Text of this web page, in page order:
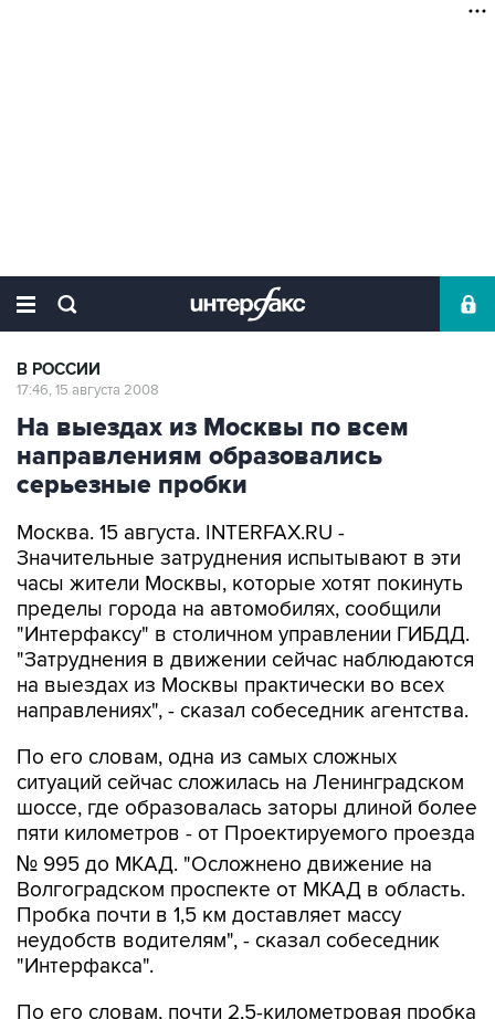
В РОССИИ
17:46, 15 августа 2008
На выездах из Москвы по всем
направлениям образовались
серьезные пробки
Москва. 15 августа. INTERFAX.RU -
Значительные затруднения испытывают в эти
часы жители Москвы, которые хотят покинуть
пределы города на автомобилях, сообщили
"Интерфаксу" в столичном управлении ГИБДД.
"Затруднения в движении сейчас наблюдаются
на выездах из Москвы практически во всех
направлениях", - сказал собеседник агентства.
По его словам, одна из самых сложных
ситуаций сейчас сложилась на Ленинградском
шоссе, где образовалась заторы длиной более
пяти километров - от Проектируемого проезда
№ 995 до МКАД. "Осложнено движение на
Волгоградском проспекте от МКАД в область.
Пробка почти в 1,5 км доставляет массу
неудобств водителям", - сказал собеседник
"Интерфакса".
По его словам, почти 2,5-километровая пробка